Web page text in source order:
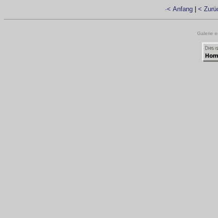
·< Anfang| <
Galerie